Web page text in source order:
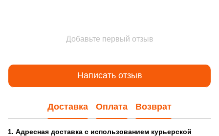
Добавьте первый отзыв
Написать отзыв
Доставка Оплата Возврат
1. Адресная доставка с использованием курьерской